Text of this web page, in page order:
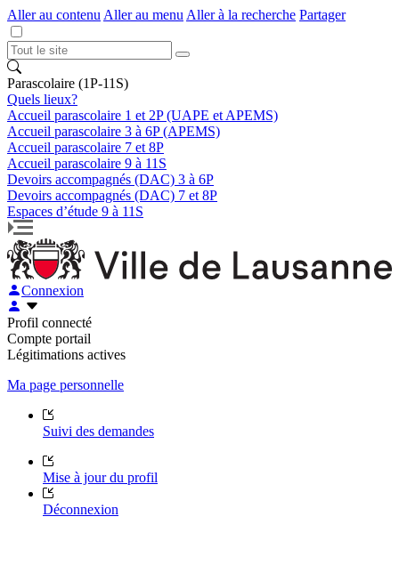
Aller au contenu Aller au menu Aller à la recherche Partager
Parascolaire (1P-11S)
Quels lieux?
Accueil parascolaire 1 et 2P (UAPE et APEMS)
Accueil parascolaire 3 à 6P (APEMS)
Accueil parascolaire 7 et 8P
Accueil parascolaire 9 à 11S
Devoirs accompagnés (DAC) 3 à 6P
Devoirs accompagnés (DAC) 7 et 8P
Espaces d’étude 9 à 11S
Connexion
Profil connecté
Compte portail
Légitimations actives
Ma page personnelle
Suivi des demandes
Mise à jour du profil
Déconnexion